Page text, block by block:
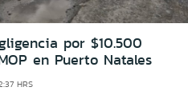
por $10.500
en Puerto Natales
HRS